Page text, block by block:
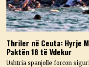
Thriler në Ceuta: Hyrje
Paktën 18 të Vdekur
Ushtria spanjolle forcon